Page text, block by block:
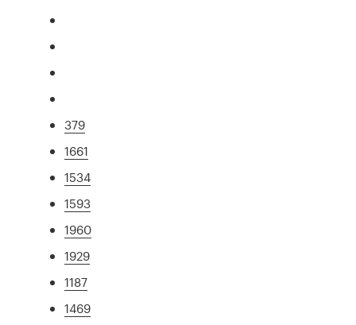
379
1661
1534
1593
1960
1929
1187
1469